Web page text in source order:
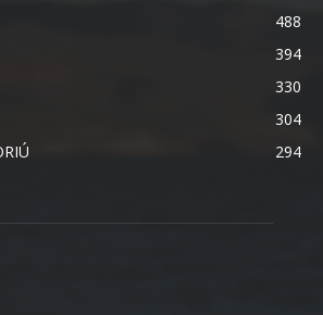
488
394
330
304
294